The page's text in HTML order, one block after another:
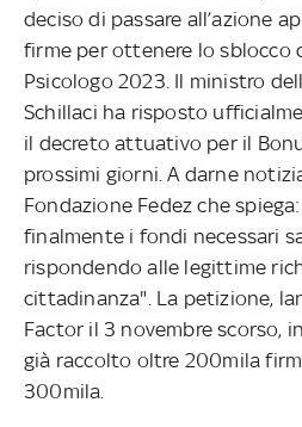
deciso di passare all’azione
firme per ottenere lo sblocco
Psicologo 2023. Il ministro
Schillaci ha risposto
il decreto attuativo per il
prossimi giorni. A darne
Fondazione Fedez che
finalmente i fondi necessari
rispondendo alle legittime
cittadinanza". La petizione,
Factor il 3 novembre scorso,
già raccolto oltre 200mila
300mila.